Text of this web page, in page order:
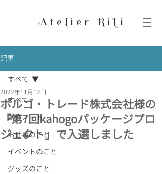
Atelier RiLi
記事
すべて
創作ノート
お仕事のこと
イベントのこと
グッズのこと
すべて
ボルゴ・トレード株式会社様の
「第7回kahogoパッケージプロ
ジェクト」で入選しました
2022年11月12日